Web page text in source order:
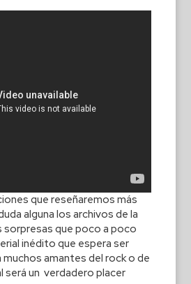
que reseñaremos más
alguna los archivos de la
sorpresas que poco a poco
inédito que espera ser
muchos amantes del rock o de
será un verdadero placer